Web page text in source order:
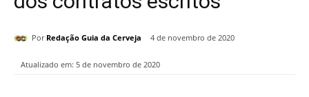
Por Redação Guia da Cerveja 4 de novembro de 2020
Atualizado em: 5 de novembro de 2020